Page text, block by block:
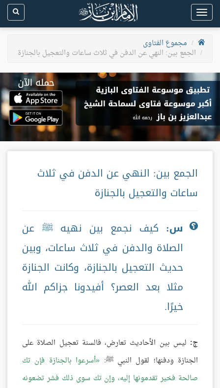
Toggle
navigation
مجموع الفتاوى
الجمع بين: النهي عن الدفن في ثلاث ساعات والتعجيل بالجنازة
الجمع بين: النهي عن الدفن في ثلاث
ساعات والتعجيل بالجنازة
س: كيف نجمع بين نهيه ﷺ عن
الصلاة والدفن في ثلاث ساعات، وبين
حديث التعجيل بالجنازة، وكانت الجنازة
مثلا بعد العصر؟ أفيدونا جزاكم الله
خيرًا.
ج: ليس بين الأحاديث تعارض، فالسنة تعجيل الصلاة على
الجنازة ودفنها؛ لقول النبي ﷺ:
أسرعوا بالجنازة فإن تك
صالحة فخير تقدمونها إليه، وإن تك سوى ذلك فشر تضعونه